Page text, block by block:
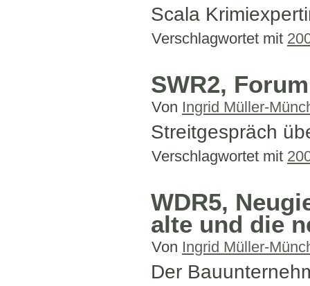
Scala
Verschlagwortet mit
SWR2,
Von Ingrid Müller-
Streitgespräch
Verschlagwortet mit
WDR5,
alte und die
Von Ingrid Müller-
Der